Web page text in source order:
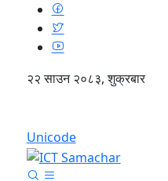
२२ साउन २०८३, शुक्रबार
Unicode